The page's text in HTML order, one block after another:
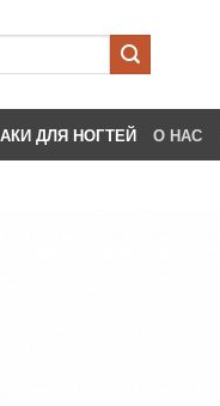
ДЛЯ НОГТЕЙ О НАС